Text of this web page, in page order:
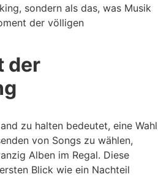
sondern als das, was Musik
der völligen
der
zu halten bedeutet, eine Wahl
von Songs zu wählen,
Alben im Regal. Diese
Blick wie ein Nachteil